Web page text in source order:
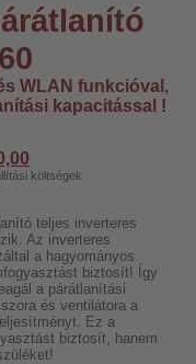
WLAN funkcióval,
kapacitással !
költségek
teljes inverteres
Az inverteres
a hagyományos
biztosít! Így
a párátlanítási
és ventilátora a
Ez a
biztosít, hanem